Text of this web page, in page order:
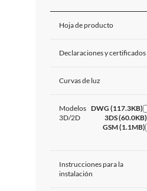
Hoja de producto
Declaraciones y certificados
Curvas de luz
Modelos
3D/2D
DWG (117.3KB)
3DS (60.0KB)
GSM (1.1MB)
Instrucciones para la
instalación